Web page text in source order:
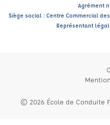
Agrément
Siège social : Centre Commercial des
Représentant légal
© 2026 École de Conduite